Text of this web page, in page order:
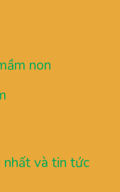
non
nhất và tin tức